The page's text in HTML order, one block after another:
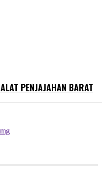
PENJAJAHAN BARAT